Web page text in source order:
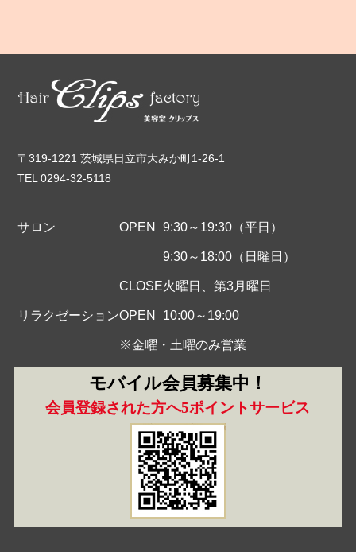
〒319-1221 茨城県日立市大みか町1-26-1
TEL 0294-32-5118
サロン OPEN 9:30～19:30（平日）
9:30～18:00（日曜日）
CLOSE火曜日、第3月曜日
リラクゼーションOPEN 10:00～19:00
※金曜・土曜のみ営業
モバイル会員募集中！
会員登録された方へ5ポイントサービス